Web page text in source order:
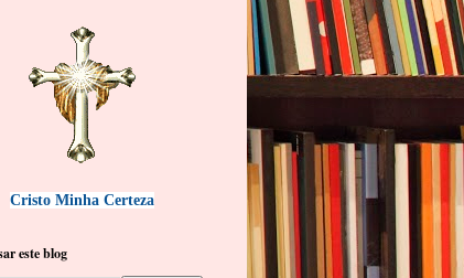
Cristo Minha Certeza
este blog